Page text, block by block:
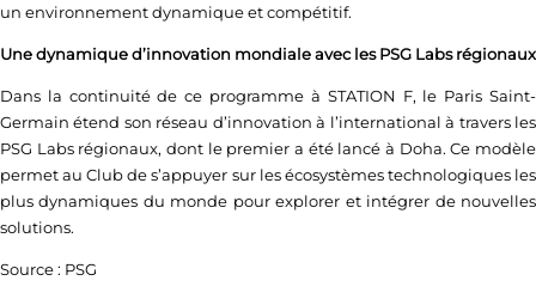
un environnement dynamique et compétitif.
Une dynamique d’innovation mondiale avec les PSG Labs régionaux
Dans la continuité de ce programme à STATION F, le Paris Saint-
Germain étend son réseau d’innovation à l’international à travers les
PSG Labs régionaux, dont le premier a été lancé à Doha. Ce modèle
permet au Club de s’appuyer sur les écosystèmes technologiques les
plus dynamiques du monde pour explorer et intégrer de nouvelles
solutions.
Source : PSG